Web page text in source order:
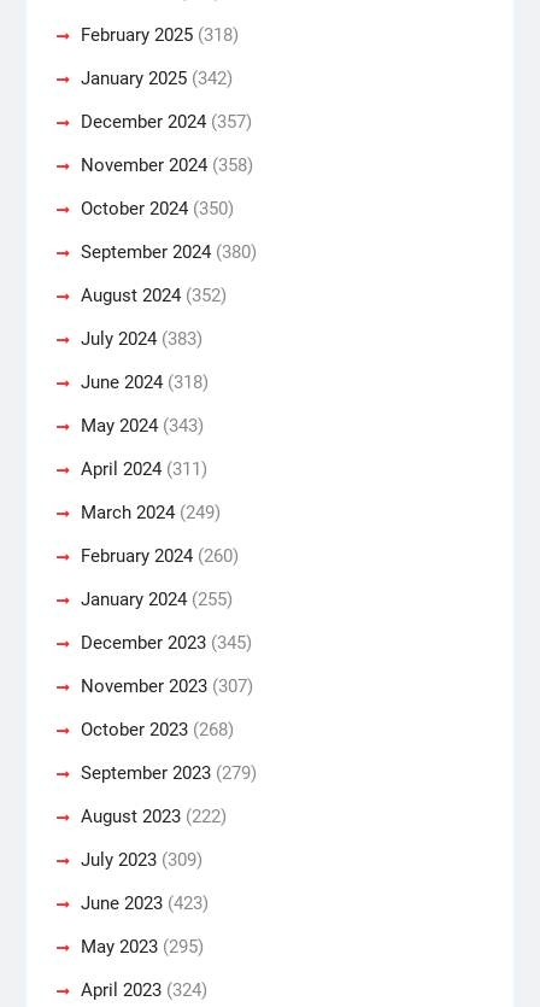
February 2025(318)
January 2025(342)
December 2024(357)
November 2024(358)
October 2024(350)
September 2024(380)
August 2024(352)
July 2024(383)
June 2024(318)
May 2024(343)
April 2024(311)
March 2024(249)
February 2024(260)
January 2024(255)
December 2023(345)
November 2023(307)
October 2023(268)
September 2023(279)
August 2023(222)
July 2023(309)
June 2023(423)
May 2023(295)
April 2023(324)